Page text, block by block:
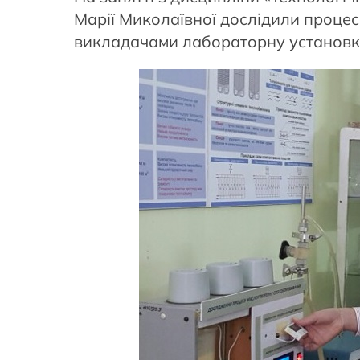
Марії Миколаївної дослідили
викладачами лабораторну